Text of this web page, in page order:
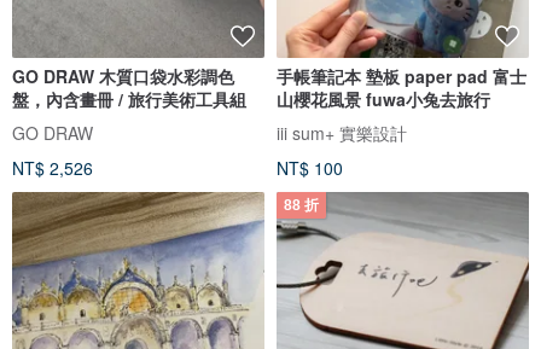
GO DRAW 木質口袋水彩調色
盤，內含畫冊 / 旅行美術工具組
GO DRAW
NT$ 2,526
手帳筆記本 墊板 paper pad 富士
山櫻花風景 fuwa小兔去旅行
iii sum+ 實樂設計
NT$ 100
88 折